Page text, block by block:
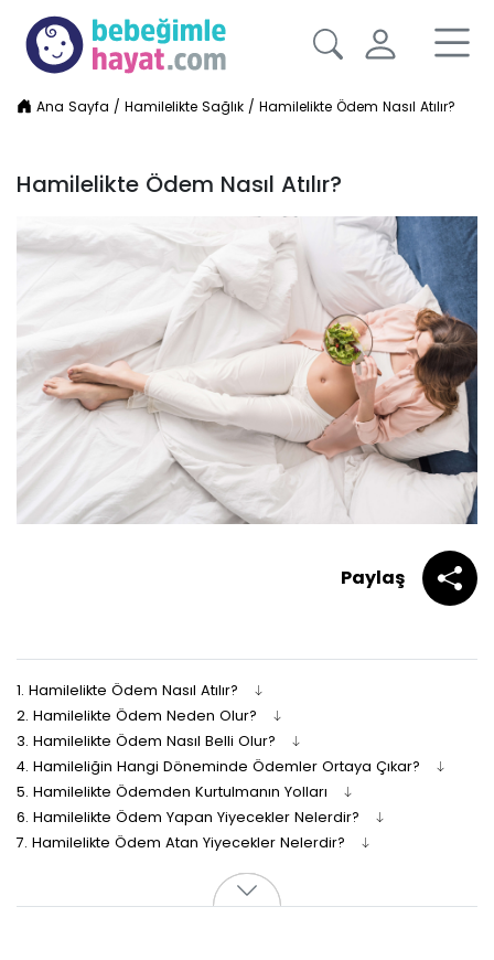
Ana Sayfa /Hamilelikte Sağlık /Hamilelikte Ödem Nasıl Atılır?
Hamilelikte Ödem Nasıl Atılır?
Paylaş
1. Hamilelikte Ödem Nasıl Atılır?
2. Hamilelikte Ödem Neden Olur?
3. Hamilelikte Ödem Nasıl Belli Olur?
4. Hamileliğin Hangi Döneminde Ödemler Ortaya Çıkar?
5. Hamilelikte Ödemden Kurtulmanın Yolları
6. Hamilelikte Ödem Yapan Yiyecekler Nelerdir?
7. Hamilelikte Ödem Atan Yiyecekler Nelerdir?